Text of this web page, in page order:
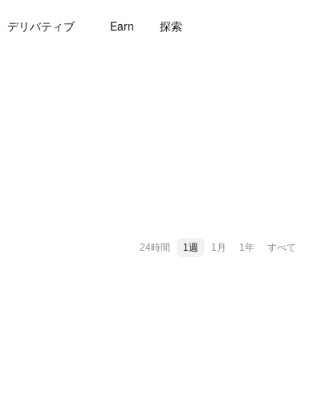
デリバティブ Earn 探索
24時間 1週 1月 1年 すべて